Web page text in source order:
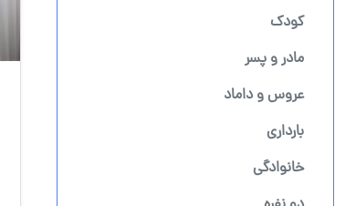
کودک
مادر و پسر
عروس و داماد
بارداری
خانوادگی